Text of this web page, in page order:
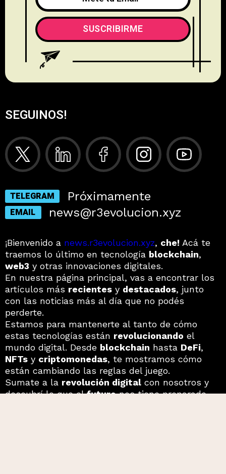
SEGUINOS!
TELEGRAM Próximamente
EMAIL news@r3evolucion.xyz
¡Bienvenido a news.r3evolucion.xyz, che! Acá te
traemos lo último en tecnología blockchain,
web3 y otras innovaciones digitales.
En nuestra página principal, vas a encontrar los
artículos más recientes y destacados, junto
con las noticias más al día que no podés
perderte.
Estamos para mantenerte al tanto de cómo
estas tecnologías están revolucionando el
mundo digital. Desde blockchain hasta DeFi,
NFTs y criptomonedas, te mostramos cómo
están cambiando las reglas del juego.
Sumate a la revolución digital con nosotros y
descubrí lo que elfuturonos tiene preparado.